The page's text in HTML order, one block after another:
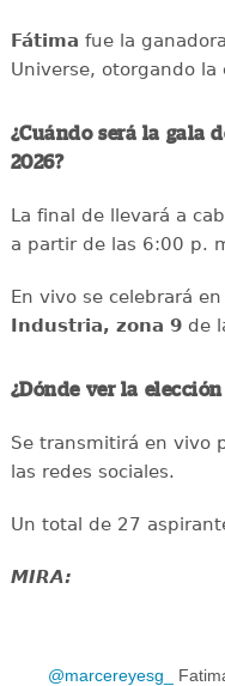
Fátima fue la
Universe, otorgando la
¿Cuándo será la gala
2026?
La final de llevará a
a partir de las 6:00 p.
En vivo se celebrará
Industria, zona 9de
¿Dónde ver la
Se transmitirá en vivo
las redes sociales.
Un total de 27
MIRA:
@marcereyesg_